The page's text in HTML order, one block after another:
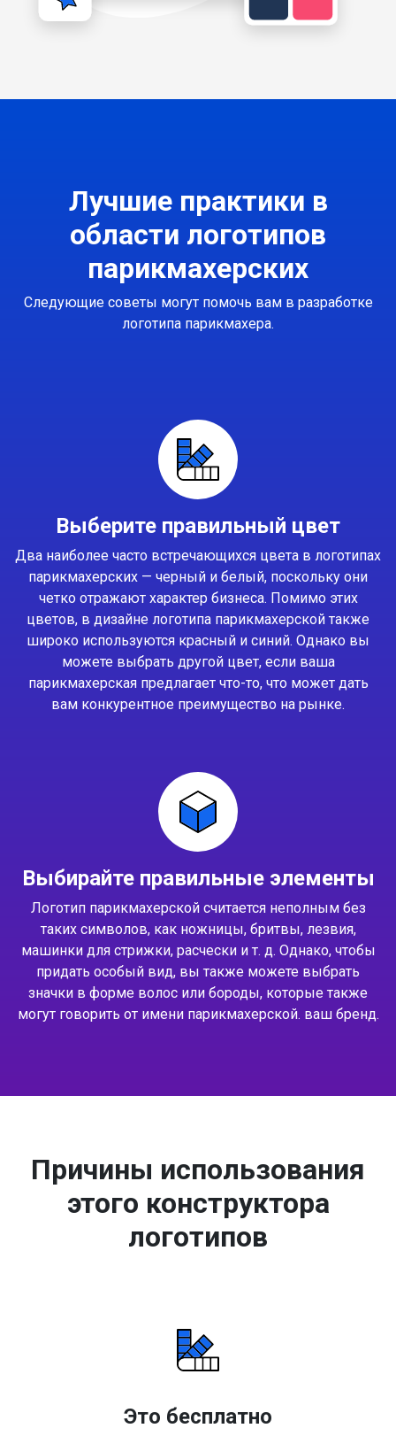
Лучшие практики в
области логотипов
парикмахерских
Следующие советы могут помочь вам в разработке
логотипа парикмахера.
Выберите правильный цвет
Два наиболее часто встречающихся цвета в логотипах
парикмахерских — черный и белый, поскольку они
четко отражают характер бизнеса. Помимо этих
цветов, в дизайне логотипа парикмахерской также
широко используются красный и синий. Однако вы
можете выбрать другой цвет, если ваша
парикмахерская предлагает что-то, что может дать
вам конкурентное преимущество на рынке.
Выбирайте правильные элементы
Логотип парикмахерской считается неполным без
таких символов, как ножницы, бритвы, лезвия,
машинки для стрижки, расчески и т. д. Однако, чтобы
придать особый вид, вы также можете выбрать
значки в форме волос или бороды, которые также
могут говорить от имени парикмахерской. ваш бренд.
Причины использования
этого конструктора
логотипов
Это бесплатно